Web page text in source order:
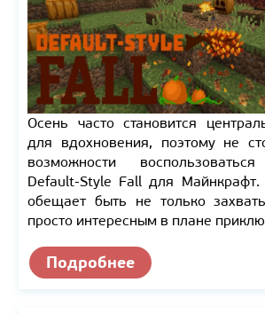
Осень часто становится
для вдохновения, поэтому не
возможности
Default-Style Fall для Майнкрафт.
обещает быть не только
просто интересным в плане
Подробнее